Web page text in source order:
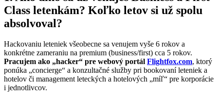
Class letenkám? Koľko letov si už spolu
absolvoval?
Hackovaniu leteniek všeobecne sa venujem vyše 6 rokov a
konkrétne zameraniu na premium (business/first) cca 5 rokov.
Pracujem ako „hacker“ pre webový portál Flightfox.com, ktorý
ponúka „concierge“ a konzultačné služby pri bookovaní leteniek a
hotelov či management leteckých a hotelových „míľ“ pre korporácie
i jednotlivcov.